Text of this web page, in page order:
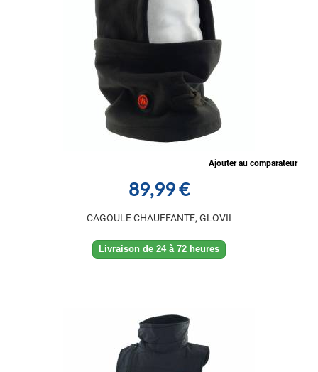
Ajouter au comparateur
89,99 €
CAGOULE CHAUFFANTE, GLOVII
Livraison de 24 à 72 heures